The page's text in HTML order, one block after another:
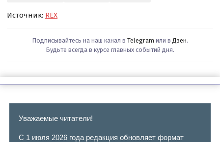
Источник: REX
Подписывайтесь на наш канал в Telegram или в Дзен.
Будьте всегда в курсе главных событий дня.
Уважаемые читатели!
С 1 июля 2026 года редакция обновляет формат